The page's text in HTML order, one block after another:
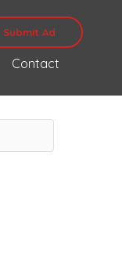
Submit Ad
Contact